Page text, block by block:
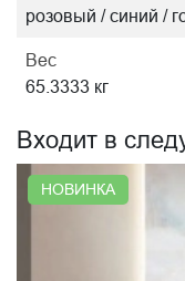
розовый / синий /
Вес
65.3333 кг
Входит в
НОВИНКА